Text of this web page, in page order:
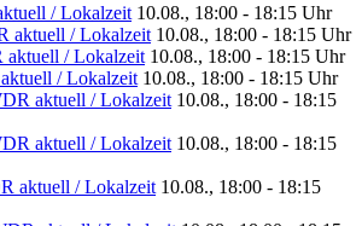
/ Lokalzeit 10.08., 18:00 - 18:15 Uhr
aktuell / Lokalzeit 10.08., 18:00 - 18:15 Uhr
aktuell / Lokalzeit 10.08., 18:00 - 18:15 Uhr
/ Lokalzeit 10.08., 18:00 - 18:15 Uhr
aktuell / Lokalzeit 10.08., 18:00 - 18:15
aktuell / Lokalzeit 10.08., 18:00 - 18:15
aktuell / Lokalzeit 10.08., 18:00 - 18:15